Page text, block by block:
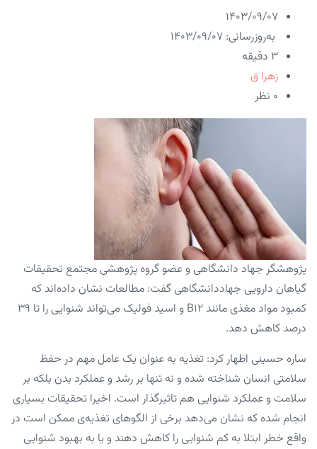
۱۴۰۳/۰۹/۰۷
به‌روزرسانی: ۱۴۰۳/۰۹/۰۷
3 دقیقه
زهرا ق
۰ نظر
پژوهشگر جهاد دانشگاهی و عضو گروه پژوهشی مجتمع تحقیقات
گیاهان دارویی جهاددانشگاهی گفت: مطالعات نشان داده‌اند که
کمبود مواد مغذی مانند B۱۲ و اسید فولیک می‌تواند شنوایی را تا ۳۹
درصد کاهش دهد.
ساره حسینی اظهار کرد: تغذیه به عنوان یک عامل مهم در حفظ
سلامتی انسان شناخته شده و نه تنها بر رشد و عملکرد بدن بلکه بر
سلامت و عملکرد شنوایی هم تاثیرگذار است. اخیرا تحقیقات بسیاری
انجام شده که نشان می‌دهد برخی از الگوهای تغذیه‌ی ممکن است در
واقع خطر ابتلا به کم شنوایی را کاهش دهند و یا به بهبود شنوایی